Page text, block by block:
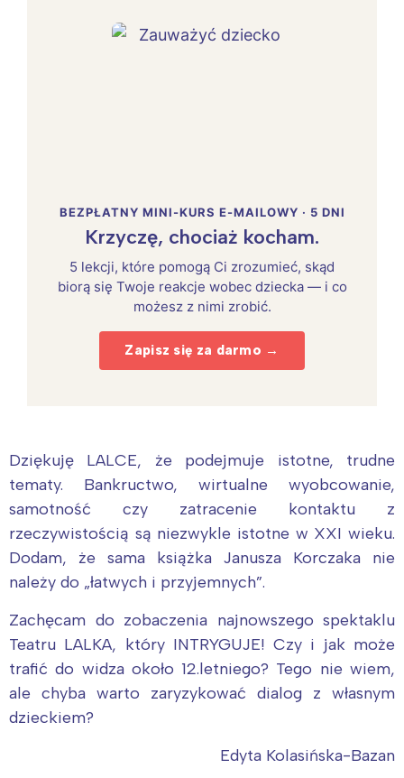
BEZPŁATNY MINI-KURS E-MAILOWY · 5 DNI
Krzyczę, chociaż kocham.
5 lekcji, które pomogą Ci zrozumieć, skąd
biorą się Twoje reakcje wobec dziecka — i co
możesz z nimi zrobić.
Zapisz się za darmo →
Dziękuję LALCE, że podejmuje istotne, trudne
tematy. Bankructwo, wirtualne wyobcowanie,
samotność czy zatracenie kontaktu z
rzeczywistością są niezwykle istotne w XXI wieku.
Dodam, że sama książka Janusza Korczaka nie
należy do „łatwych i przyjemnych”.
Zachęcam do zobaczenia najnowszego spektaklu
Teatru LALKA, który INTRYGUJE! Czy i jak może
trafić do widza około 12.letniego? Tego nie wiem,
ale chyba warto zaryzykować dialog z własnym
dzieckiem?
Edyta Kolasińska-Bazan